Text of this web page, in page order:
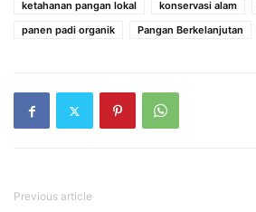
ketahanan pangan lokal
konservasi alam
panen padi organik
Pangan Berkelanjutan
Previous article